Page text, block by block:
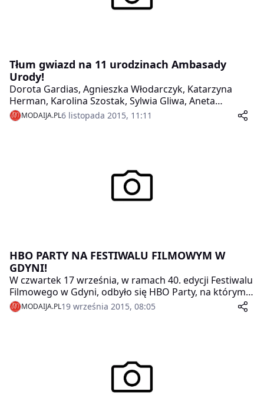
Tłum gwiazd na 11 urodzinach Ambasady
Urody!
Dorota Gardias, Agnieszka Włodarczyk, Katarzyna
Herman, Karolina Szostak, Sylwia Gliwa, Aneta
Todorczuk- Perchuć, Odeta Moro, Marta Kuligowska,
Dorota Williams, Marta Kuligowska, Anna Oberc –
MODAIJA.PL6 listopada 2015, 11:11
HBO PARTY NA FESTIWALU FILMOWYM W
GDYNI!
W czwartek 17 września, w ramach 40. edycji Festiwalu
Filmowego w Gdyni, odbyło się HBO Party, na którym
bawiły się między innymi licznie zgromadzone gwiazdy.
HBO Polska już po raz kolejny jest
MODAIJA.PL19 września 2015, 08:05